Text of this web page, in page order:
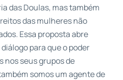
das Doulas, mas também
das mulheres não
Essa proposta abre
para que o poder
nos seus grupos de
somos um agente de